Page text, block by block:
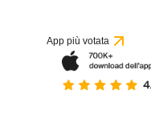
App più votata